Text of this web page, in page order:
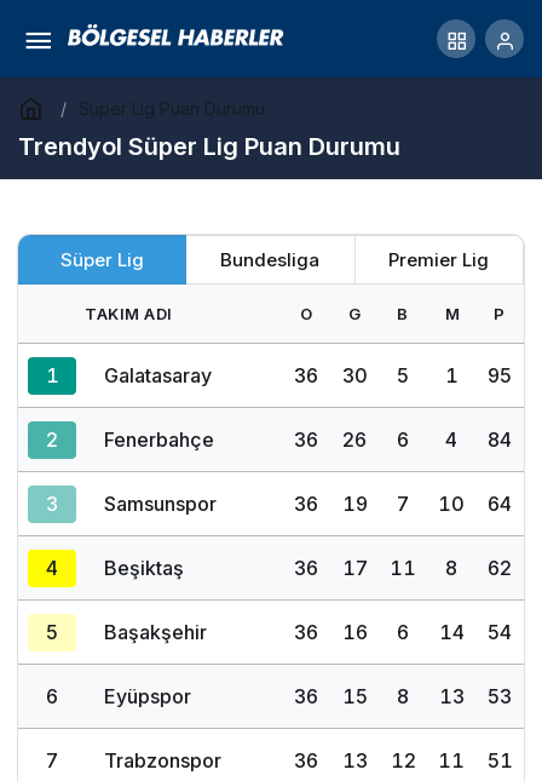
Süper Lig Puan Durumu
Trendyol Süper Lig Puan Durumu
Süper Lig Bundesliga Premier Lig
TAKIM ADI O G B M P
1 Galatasaray 36 30 5 1 95
2 Fenerbahçe 36 26 6 4 84
3 Samsunspor 36 19 7 10 64
4 Beşiktaş 36 17 11 8 62
5 Başakşehir 36 16 6 14 54
6 Eyüpspor 36 15 8 13 53
7 Trabzonspor 36 13 12 11 51